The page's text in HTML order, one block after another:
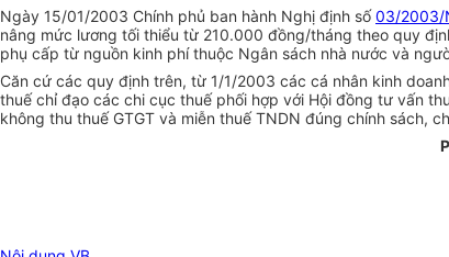
Ngày 15/01/2003 Chính phủ ban hành Nghị định số03/2003/
nâng mức lương tối thiểu từ 210.000 đồng/tháng theo quy
phụ cấp từ nguồn kinh phí thuộc Ngân sách nhà nước và
Căn cứ các quy định trên, từ 1/1/2003 các cá nhân kinh
thuế chỉ đạo các chi cục thuế phối hợp với Hội đồng tư vấn
không thu thuế GTGT và miễn thuế TNDN đúng chính sách,